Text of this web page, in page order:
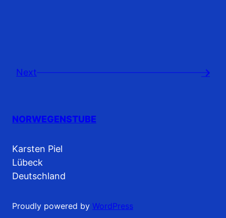
Next →
NORWEGENSTUBE
Karsten Piel
Lübeck
Deutschland
Proudly powered by WordPress